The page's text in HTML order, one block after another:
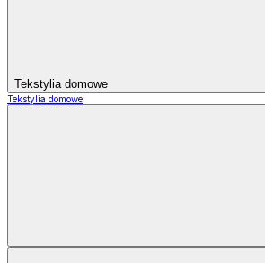
Tekstylia domowe
Tekstylia domowe